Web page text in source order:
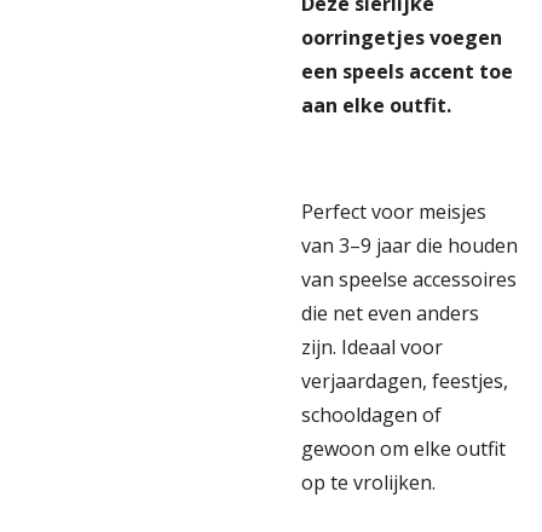
oorringetjes voegen
een speels accent toe
aan elke outfit.
Perfect voor meisjes
van 3–9 jaar die houden
van speelse accessoires
die net even anders
zijn. Ideaal voor
verjaardagen, feestjes,
schooldagen of
gewoon om elke outfit
op te vrolijken.